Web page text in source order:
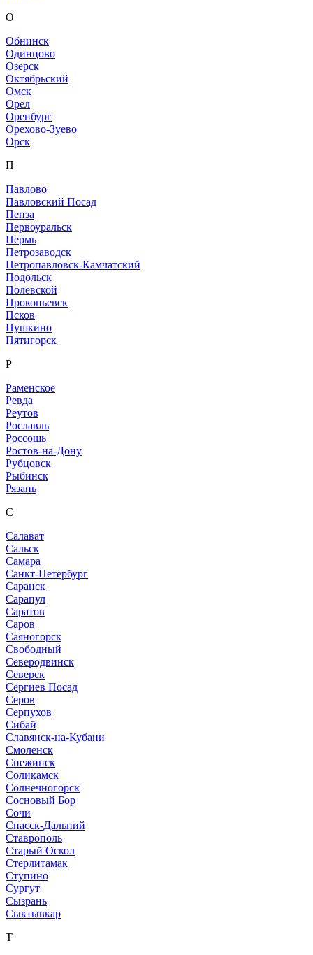
О
Обнинск
Одинцово
Озерск
Октябрьский
Омск
Орел
Оренбург
Орехово-Зуево
Орск
П
Павлово
Павловский Посад
Пенза
Первоуральск
Пермь
Петрозаводск
Петропавловск-Камчатский
Подольск
Полевской
Прокопьевск
Псков
Пушкино
Пятигорск
Р
Раменское
Ревда
Реутов
Рославль
Россошь
Ростов-на-Дону
Рубцовск
Рыбинск
Рязань
С
Салават
Сальск
Самара
Санкт-Петербург
Саранск
Сарапул
Саратов
Саров
Саяногорск
Свободный
Северодвинск
Северск
Сергиев Посад
Серов
Серпухов
Сибай
Славянск-на-Кубани
Смоленск
Снежинск
Соликамск
Солнечногорск
Сосновый Бор
Сочи
Спасск-Дальний
Ставрополь
Старый Оскол
Стерлитамак
Ступино
Сургут
Сызрань
Сыктывкар
Т